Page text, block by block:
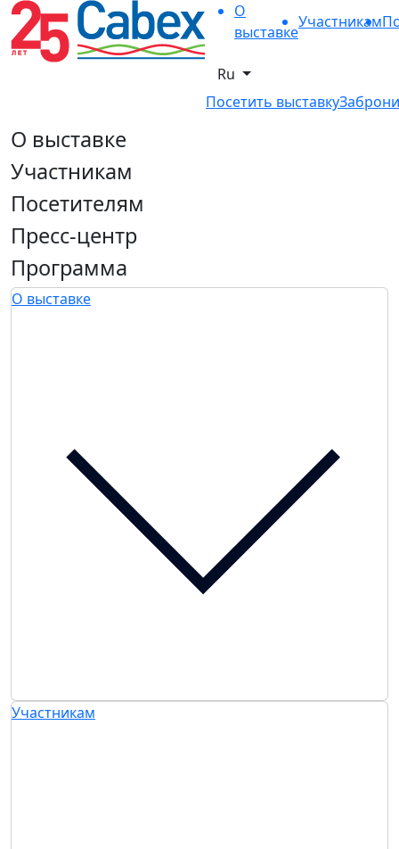
О
выставке
Участникам
Ru
Посетить выставку
О выставке
Участникам
Посетителям
Пресс-центр
Программа
О выставке
Участникам